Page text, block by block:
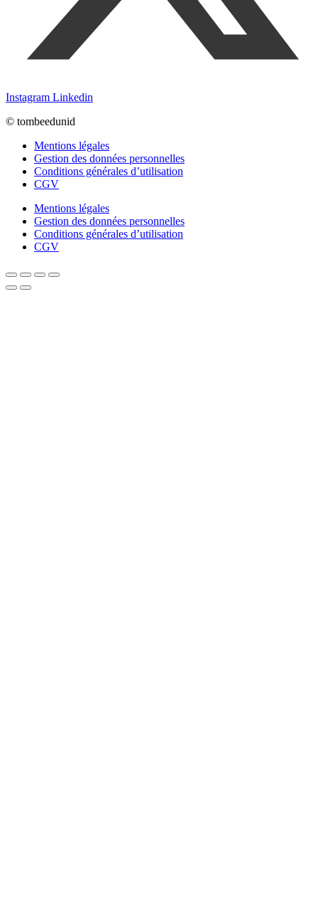
Instagram Linkedin
© tombeedunid
Mentions légales
Gestion des données personnelles
Conditions générales d’utilisation
CGV
Mentions légales
Gestion des données personnelles
Conditions générales d’utilisation
CGV